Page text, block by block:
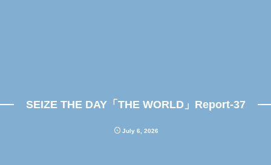
SEIZE THE DAY「THE WORLD」Report-37
July 6 ,2026